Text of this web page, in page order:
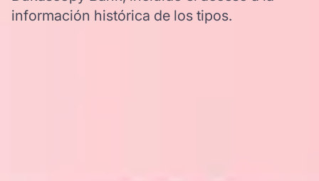
información histórica de los tipos.